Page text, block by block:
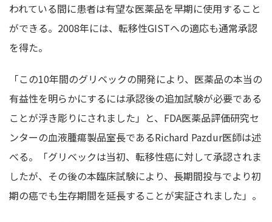
われている間に患者は有望な医薬品を早期に使用すること
ができる。2008年には、転移性GISTへの適応も通常承認
を得た。
「この10年間のグリベックの開発により、医薬品の本当の
有益性を明らかにするには承認後の追加試験が必要である
ことが浮き彫りにされました」と、FDA医薬品評価研究セ
ンターの血液腫瘍製品室長であるRichard Pazdur医師は述
べる。「グリベックは当初、転移性癌に対して承認されま
したが、その後の本臨床試験により、長期間投与でより初
期の癌でも生存期間を延長することが実証されました」。